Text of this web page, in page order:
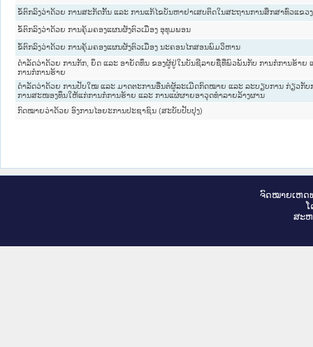
ຂໍ້ຕົກລົງວ່າດ້ວຍ ການສະກັດກັ້ນ ແລະ ການແກ້ໄຂບັນຫາຢາເສບຕິດໃນສະຖານການສຶກສາທົ່ວແຂວ
ຂໍ້ຕົກລົງວ່າດ້ວຍ ການຄຸ້ມຄອງແຜນຜັງຕົວເມືອງ ອຸທຸມພອນ
ຂໍ້ຕົກລົງວ່າດ້ວຍ ການຄຸ້ມຄອງແຜນຜັງຕົວເມືອງ ນະຄອນໄກສອນພົມວິຫານ
ດຳລັດວ່າດ້ວຍ ການກັກ, ຍຶດ ແລະ ອາຍັດທຶນ ຂອງຜູ້ຢູ່ໃນບັນຊີລາຍຊື່ທີ່ພົວພັນກັບ ການກໍ່ການຮ້າຍ
ການກໍ່ການຮ້າຍ
ດຳລັດວ່າດ້ວຍ ການປັບໃໝ ແລະ ມາດຕະການອື່ນຕໍ່ຜູ້ລະເມີດກົດໝາຍ ແລະ ລະບຽບການ ກ່ຽວກັບ
ການສະໜອງທຶນໃຫ້ແກ່ການກໍ່ການຮ້າຍ ແລະ ການແຜ່ຜາຍອາວຸດທຳລາຍລ້າງຜານ
ກົດໝາຍວ່າດ້ວຍ ອົງການໄອຍະການປະຊາຊົນ (ສະບັບປັບປຸງ)
ຈົດ​ໝາຍ​ເຫດ​
ສະ​ຫ